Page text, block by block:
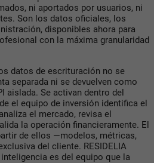
ni aportados por usuarios, ni
Son los datos oficiales, los
disponibles ahora para
con la máxima granularidad
datos de escrituración no se
separada ni se devuelven como
aislada. Se activan dentro del
el equipo de inversión identifica el
el mercado, revisa el
la operación financieramente. El
de ellos —modelos, métricas,
del cliente. RESIDELIA
es del equipo que la